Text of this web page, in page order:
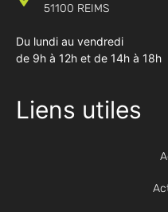
51100 REIMS
Du lundi au vendredi
de 9h à 12h et de 14h à 18h
Liens utiles